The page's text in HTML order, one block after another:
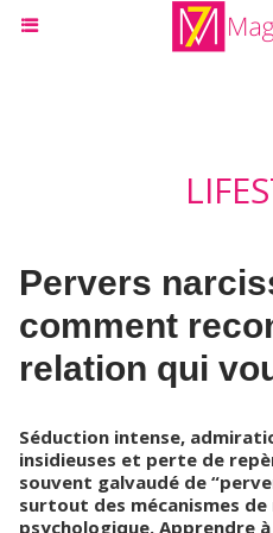
Pervers
comment
relation qui
Séduction intense,
insidieuses et perte de
souvent galvaudé de
surtout des mécanismes
psychologique. Apprendre